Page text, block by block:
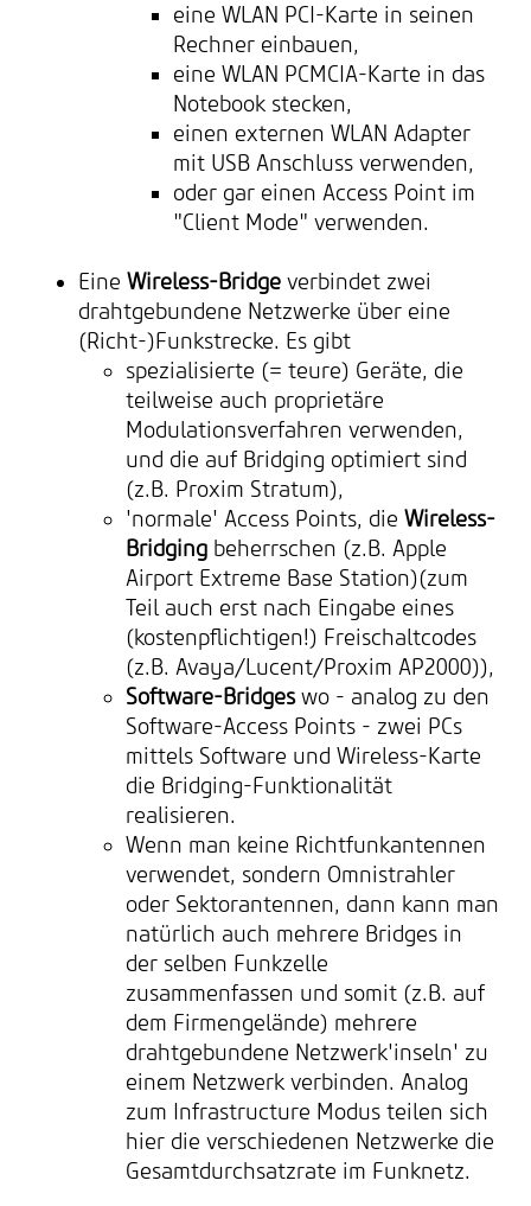
eine WLAN PCI-Karte in seinen
Rechner einbauen,
eine WLAN PCMCIA-Karte in das
Notebook stecken,
einen externen WLAN Adapter
mit USB Anschluss verwenden,
oder gar einen Access Point im
"Client Mode" verwenden.
EineWireless-Bridge verbindet zwei
drahtgebundene Netzwerke über eine
(Richt-)Funkstrecke. Es gibt
spezialisierte (= teure) Geräte, die
teilweise auch proprietäre
Modulationsverfahren verwenden,
und die auf Bridging optimiert sind
(z.B. Proxim Stratum),
'normale' Access Points, dieWireless-
Bridging beherrschen (z.B. Apple
Airport Extreme Base Station)(zum
Teil auch erst nach Eingabe eines
(kostenpflichtigen!) Freischaltcodes
(z.B. Avaya/Lucent/Proxim AP2000)),
Software-Bridgeswo - analog zu den
Software-Access Points - zwei PCs
mittels Software und Wireless-Karte
die Bridging-Funktionalität
realisieren.
Wenn man keine Richtfunkantennen
verwendet, sondern Omnistrahler
oder Sektorantennen, dann kann man
natürlich auch mehrere Bridges in
der selben Funkzelle
zusammenfassen und somit (z.B. auf
dem Firmengelände) mehrere
drahtgebundene Netzwerk'inseln' zu
einem Netzwerk verbinden. Analog
zum Infrastructure Modus teilen sich
hier die verschiedenen Netzwerke die
Gesamtdurchsatzrate im Funknetz.